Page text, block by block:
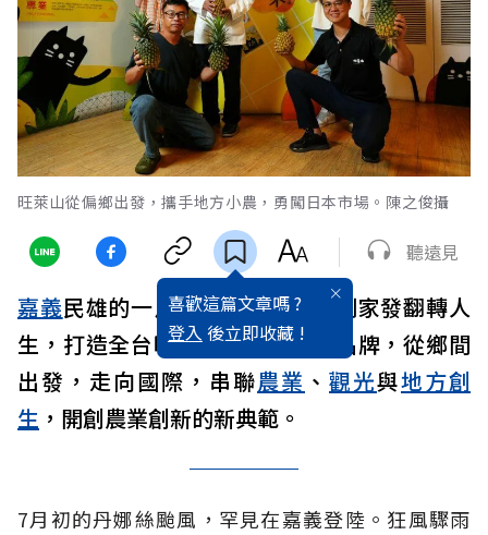
旺萊山從偏鄉出發，攜手地方小農，勇闖日本市場。陳之俊攝
喜歡這篇文章嗎 ?
登入 後立即收藏 !
聽遠見
嘉義民雄的一片鳳梨田中，藥師劉家發翻轉人
生，打造全台唯一鳳梨全果應用品牌，從鄉間
出發，走向國際，串聯農業 、 觀光與地方創
生 ，開創農業創新的新典範。
7月初的丹娜絲颱風，罕見在嘉義登陸。狂風驟雨